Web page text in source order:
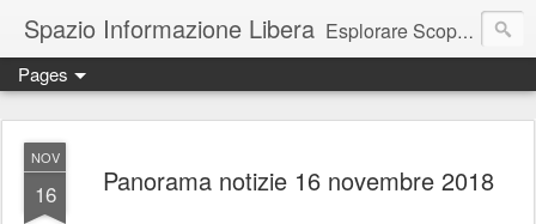
Spazio Informazione Libera Esplorare Scoprire Creare
Escursioni, viaggi, arte, tecnologia, attualità
Pages
NOV
16 Panorama notizie 16 novembre 2018